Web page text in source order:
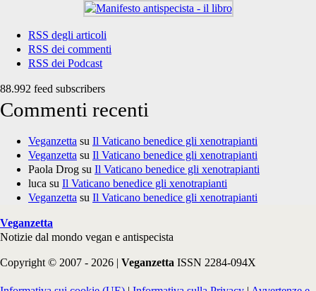
RSS degli articoli
RSS dei commenti
RSS dei Podcast
88.992 feed subscribers
Commenti recenti
Veganzetta su Il Vaticano benedice gli xenotrapianti
Veganzetta su Il Vaticano benedice gli xenotrapianti
Paola Drog su Il Vaticano benedice gli xenotrapianti
luca su Il Vaticano benedice gli xenotrapianti
Veganzetta su Il Vaticano benedice gli xenotrapianti
Veganzetta
Notizie dal mondo vegan e antispecista
Copyright © 2007 - 2026 | Veganzetta ISSN 2284-094X